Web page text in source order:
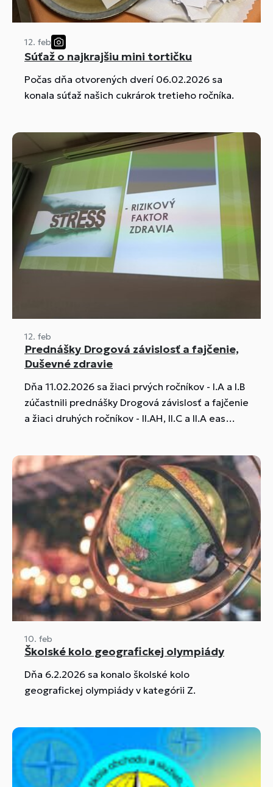
12. feb
Súťaž o najkrajšiu mini tortičku
Počas dňa otvorených dverí 06.02.2026 sa
konala súťaž našich cukrárok tretieho ročníka.
12. feb
Prednášky Drogová závislosť a fajčenie,
Duševné zdravie
Dňa 11.02.2026 sa žiaci prvých ročníkov - I.A a I.B
zúčastnili prednášky Drogová závislosť a fajčenie
a žiaci druhých ročníkov - II.AH, II.C a II.A eas
10. feb
Školské kolo geografickej olympiády
Dňa 6.2.2026 sa konalo školské kolo
geografickej olympiády v kategórii Z.